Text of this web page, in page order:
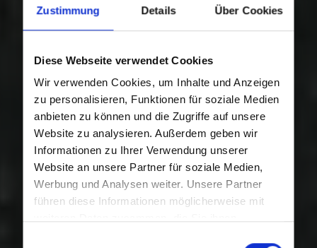
Zustimmung Details Über Cookies
Diese Webseite verwendet Cookies
Wir verwenden Cookies, um Inhalte und Anzeigen
zu personalisieren, Funktionen für soziale Medien
anbieten zu können und die Zugriffe auf unsere
Website zu analysieren. Außerdem geben wir
Informationen zu Ihrer Verwendung unserer
Website an unsere Partner für soziale Medien,
Werbung und Analysen weiter. Unsere Partner
führen diese Informationen möglicherweise mit